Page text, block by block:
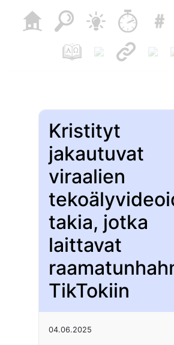
Kristityt
jakautuvat
viraalien
takia, jotka
laittavat
TikTokiin
04.06.2025